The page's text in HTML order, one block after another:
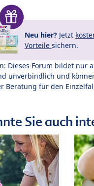
Neu hier? Jetzt
Vorteile sichern.
Dieses Forum bildet nur
unverbindlich und
Beratung für den
Sie auch